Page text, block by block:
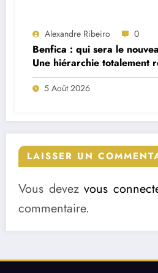
Alexandre Ribeiro 0
Benfica : qui sera le
Une hiérarchie totalement
deux départs majeurs
5 Août 2026
LAISSER UN
Vous devezvous
commentaire.